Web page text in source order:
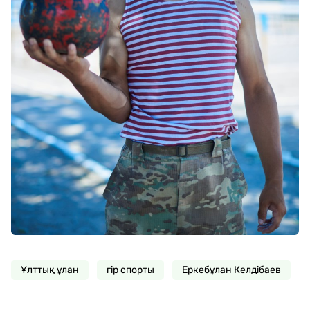
Ұлттық ұлан гір спорты Еркебұлан Келдібаев